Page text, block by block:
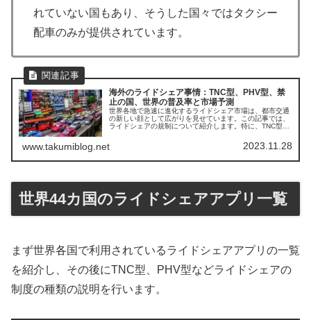
れていない国もあり、そうした国々ではタクシー
配車のみが提供されています。
海外のライドシェア事情：TNC型、PHV型、禁
止の国、世界の普及率と市場予測
世界各地で急速に進化するライドシェア市場は、都市交通
の新しい顔として広がりを見せています。この記事では、
ライドシェアの規制について紹介します。特に、TNC型
Hire Vehicle）という二つの主要なライドシェアモデルの
違いについて詳しく見ていきます。また、ライドシェアが
方でライドシェアが禁止されている国々も紹介します。そ
www.takumiblog.net 2023.11.28
世界44カ国のライドシェアアプリ一覧
まず世界各国で利用されているライドシェアアプリの一覧
を紹介し、その後にTNC型、PHV型などライドシェアの
制度の種類の説明を行います。